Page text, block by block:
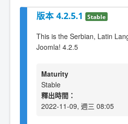
版本 4.2.5.1 Stable
This is the Serbian, Latin
Joomla! 4.2.5
Maturity
Stable
釋出時間：
2022-11-09, 週三 08:05